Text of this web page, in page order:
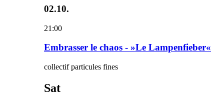
02.10.
21:00
Embrasser le chaos - »Le Lampenfieber«
collectif particules fines
Sat